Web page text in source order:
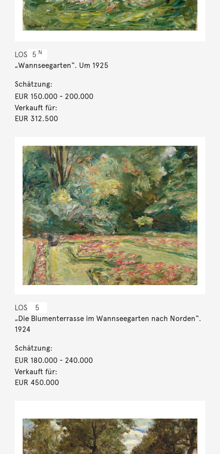
LOS 5 N
„Wannseegarten“. Um 1925
Schätzung:
EUR 150.000- 200.000
Verkauft für:
EUR 312.500
LOS 5
„Die Blumenterrasse im Wannseegarten nach Norden“.
1924
Schätzung:
EUR 180.000- 240.000
Verkauft für:
EUR 450.000